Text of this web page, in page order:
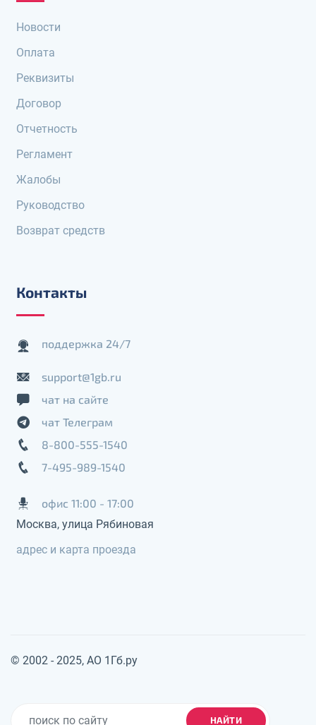
Новости
Оплата
Реквизиты
Договор
Отчетность
Регламент
Жалобы
Руководство
Возврат средств
Контакты
поддержка 24/7
support@1gb.ru
чат на сайте
чат Телеграм
8-800-555-1540
7-495-989-1540
офис 11:00 - 17:00
Москва, улица Рябиновая
адрес и карта проезда
© 2002 - 2025, АО 1Гб.ру
НАЙТИ